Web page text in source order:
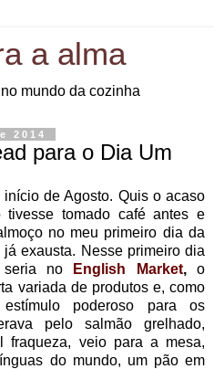
a alma
mundo da cozinha
2014
para o Dia Um
de Agosto. Quis o acaso
tomado café antes e
no meu primeiro dia da
exausta. Nesse primeiro dia
seria no
English Market, o
variada de produtos e, como
poderoso para os
pelo salmão grelhado,
fraqueza, veio para a mesa,
do mundo, um pão em